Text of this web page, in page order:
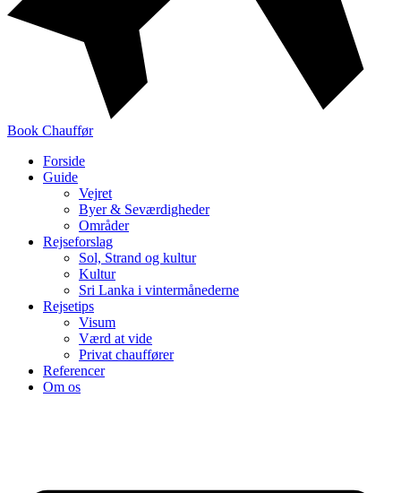
Book Chauffør
Forside
Guide
Vejret
Byer & Seværdigheder
Områder
Rejseforslag
Sol, Strand og kultur
Kultur
Sri Lanka i vintermånederne
Rejsetips
Visum
Værd at vide
Privat chauffører
Referencer
Om os